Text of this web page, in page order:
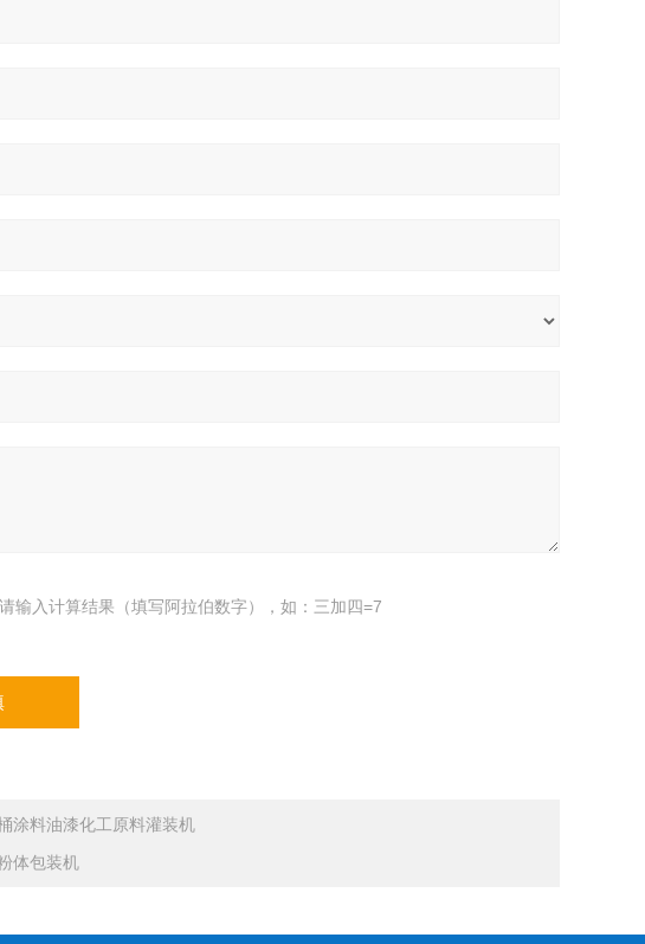
请输入计算结果（填写阿拉伯数字），如：三加四=7
涂料油漆化工原料灌装机
体包装机